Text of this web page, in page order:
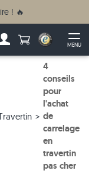
! 🔥
MENU
:Anzahl
4
conseils
pour
l'achat
de
carrelage
en
travertin
pas cher